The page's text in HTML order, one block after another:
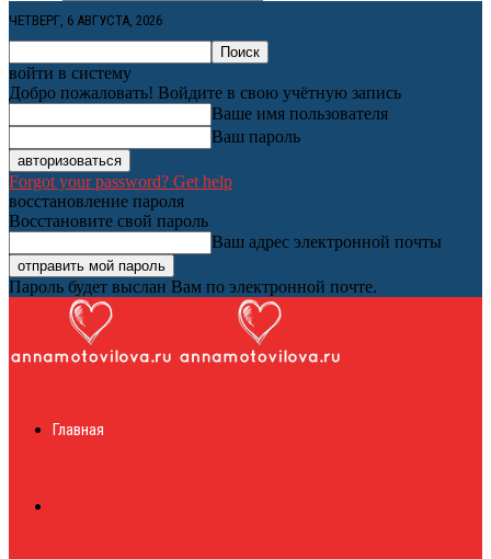
ЧЕТВЕРГ, 6 АВГУСТА, 2026
войти в систему
Добро пожаловать! Войдите в свою учётную запись
Ваше имя пользователя
Ваш пароль
Forgot your password? Get help
восстановление пароля
Восстановите свой пароль
Ваш адрес электронной почты
Пароль будет выслан Вам по электронной почте.
журналГлавная